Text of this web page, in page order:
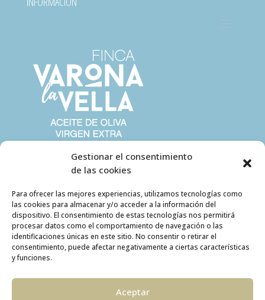
Gestionar el consentimiento
de las cookies
Para ofrecer las mejores experiencias, utilizamos tecnologías como
las cookies para almacenar y/o acceder a la información del
dispositivo. El consentimiento de estas tecnologías nos permitirá
procesar datos como el comportamiento de navegación o las
identificaciones únicas en este sitio. No consentir o retirar el
consentimiento, puede afectar negativamente a ciertas características
y funciones.
Aceptar